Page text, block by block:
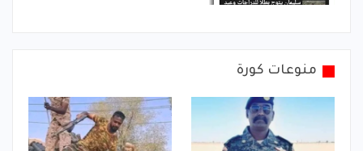
منوعات كورة